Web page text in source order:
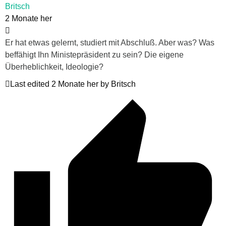
Britsch
2 Monate her
Er hat etwas gelernt, studiert mit Abschluß. Aber was? Was
beffähigt Ihn Ministepräsident zu sein? Die eigene
Überheblichkeit, Ideologie?
Last edited 2 Monate her by Britsch